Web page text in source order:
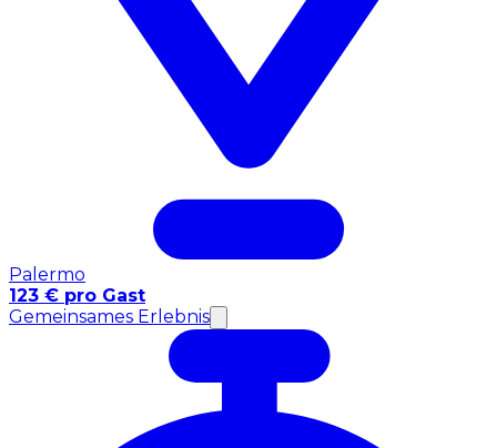
Palermo
123 € pro Gast
Gemeinsames Erlebnis